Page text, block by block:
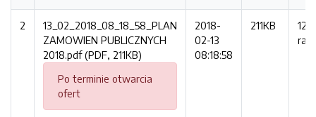
2
13_02_2018_08_18_58_PLAN
ZAMOWIEN PUBLICZNYCH
2018.pdf (PDF, 211KB)
Po terminie otwarcia
ofert
2018-
02-13
08:18:58
211KB
1210